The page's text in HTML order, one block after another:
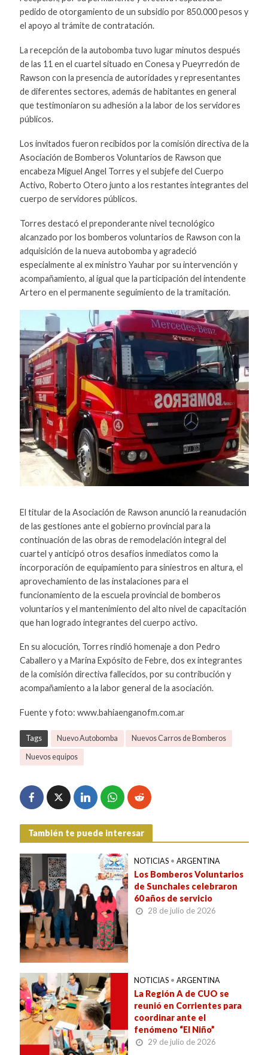
pedido de otorgamiento de un subsidio por 850.000 pesos y
el apoyo al trámite de contratación.
La recepción de la autobomba tuvo lugar minutos después
de las 11 en el cuartel situado en Conesa y Pueyrredón de
Rawson con la presencia de autoridades y representantes
de diferentes sectores, además de habitantes en general
que testimoniaron su adhesión a la labor de los servidores
públicos.
Los invitados fueron recibidos por la comisión directiva de la
Asociación de Bomberos Voluntarios de Rawson que
encabeza Miguel Angel Torres y el subjefe del Cuerpo
Activo, Roberto Otero junto a los restantes integrantes del
cuerpo de servidores públicos.
Torres destacó el preponderante nivel tecnológico
alcanzado por los bomberos voluntarios de Rawson con la
adquisición de la nueva autobomba y agradeció
especialmente al ex ministro Yauhar por su intervención y
acompañamiento, al igual que la participación del intendente
Artero en el permanente seguimiento de la tramitación.
El titular de la Asociación de Rawson anunció la reanudación
de las gestiones ante el gobierno provincial para la
continuación de las obras de remodelación integral del
cuartel y anticipó otros desafíos inmediatos como la
incorporación de equipamiento para siniestros en altura, el
aprovechamiento de las instalaciones para el
funcionamiento de la escuela provincial de bomberos
voluntarios y el mantenimiento del alto nivel de capacitación
que han logrado integrantes del cuerpo activo.
En su alocución, Torres rindió homenaje a don Pedro
Caballero y a Marina Expósito de Febre, dos ex integrantes
de la comisión directiva fallecidos, por su contribución y
acompañamiento a la labor general de la asociación.
Fuente y foto: www.bahiaenganofm.com.ar
Tags Nuevo Autobomba Nuevos Carros de Bomberos
Nuevos equipos
También te puede interesar
NOTICIAS • ARGENTINA
Los Bomberos Voluntarios
de Sunchales celebraron
60 años de servicio
28 de julio de 2026
NOTICIAS • ARGENTINA
La Región A de CUO se
reunió en Corrientes para
coordinar ante el
fenómeno “El Niño”
29 de julio de 2026